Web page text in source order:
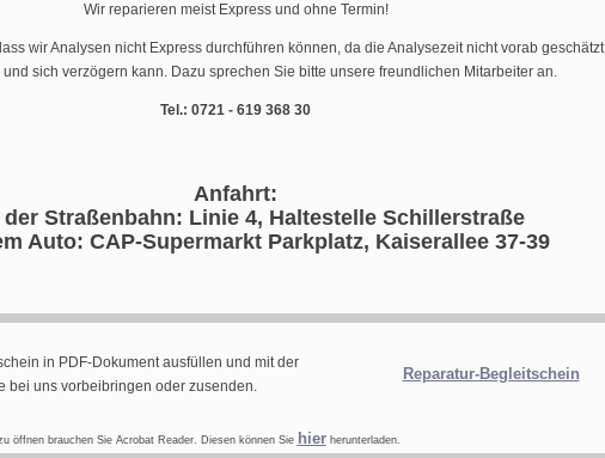
Wir reparieren meist Express und ohne Termin!
wir Analysen nicht Express durchführen können, da die Analysezeit nicht vorab geschätzt
sich verzögern kann. Dazu sprechen Sie bitte unsere freundlichen Mitarbeiter an.
Tel.: 0721 - 619 368 30
Anfahrt:
Straßenbahn: Linie 4, Haltestelle Schillerstraße
Auto: CAP-Supermarkt Parkplatz, Kaiserallee 37-39
in PDF-Dokument ausfüllen und mit der
bei uns vorbeibringen oder zusenden.
Reparatur-Begleitschein
öffnen brauchen Sie Acrobat Reader. Diesen können Sie hierherunterladen.